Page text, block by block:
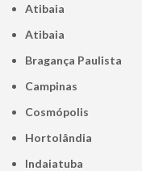
Atibaia
Atibaia
Bragança Paulista
Campinas
Cosmópolis
Hortolândia
Indaiatuba